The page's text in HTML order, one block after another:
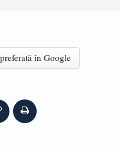
în Google